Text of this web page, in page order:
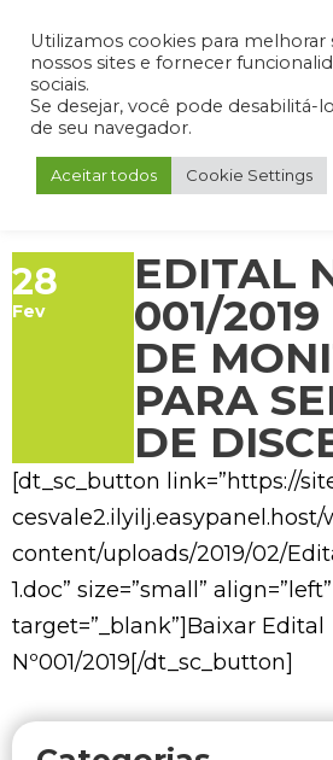
Admin Portal do Aluno Portal do Professor
28
Fev
EDITAL
001/
DE
PARA
DE
[dt_sc_button link=”https://
cesvale2.ilyilj.easypanel.host/
content/uploads/2019/02/
1.doc” size=”small” align=”left”
target=”_blank”]Baixar Edital
Nº001/2019[/dt_sc_button]
Utilizamos cookies para melhorar
nossos sites e fornecer
sociais.
Se desejar, você pode desabilitá-
de seu navegador.
Aceitar todos Cookie Settings